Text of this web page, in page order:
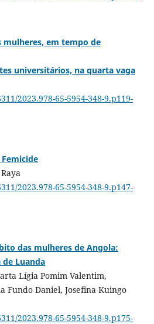
mulheres, em tempo de
universitários, na quarta vaga
2023.978-65-5954-348-9.p119-
2023.978-65-5954-348-9.p147-
das mulheres de Angola:
Luanda
Lígia Pomim Valentim,
Fundo Daniel, Josefina Kuingo
2023.978-65-5954-348-9.p175-